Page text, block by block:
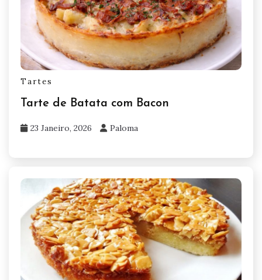
Tartes
Tarte de Batata com Bacon
23 Janeiro, 2026 Paloma